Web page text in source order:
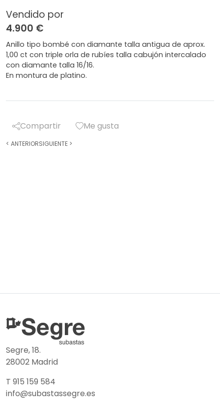
Vendido por
4.900 €
Anillo tipo bombé con diamante talla antigua de aprox.
1,00 ct con triple orla de rubíes talla cabujón intercalado
con diamante talla 16/16.
En montura de platino.
Compartir Me gusta
< ANTERIORSIGUIENTE >
Segre, 18.
28002 Madrid
T 915 159 584
info@subastassegre.es